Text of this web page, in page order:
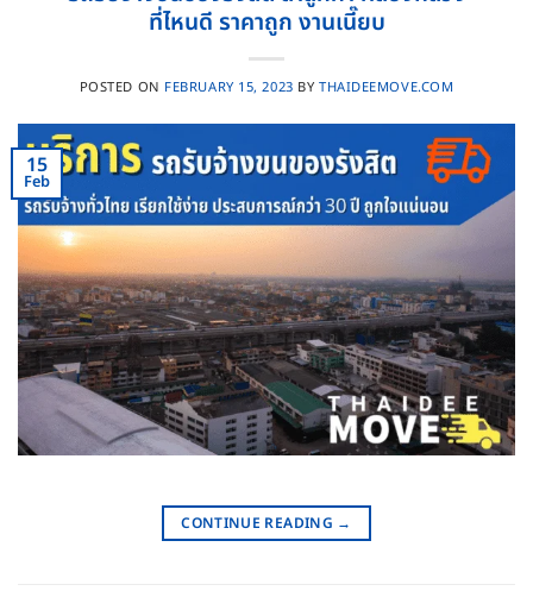
ที่ไหนดี ราคาถูก งานเนี๊ยบ
POSTED ON FEBRUARY 15, 2023 BY THAIDEEMOVE.COM
15
Feb
CONTINUE READING →